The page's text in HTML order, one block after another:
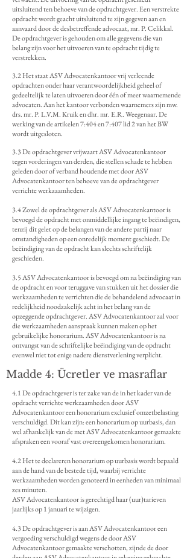
uitsluitend ten behoeve van de opdrachtgever. Een verstrekte
opdracht wordt geacht uitsluitend te zijn gegeven aan en
aanvaard door de desbetreffende advocaat, mr. P. Celikkal.
De opdrachtgever is gehouden om alle gegevens die van
belang zijn voor het uitvoeren van te opdracht tijdig te
verstrekken.
3.2 Het staat ASV Advocatenkantoor vrij verleende
opdrachten onder haar verantwoordelijkheid geheel of
gedeeltelijk te laten uitvoeren door één of meer waarnemende
advocaten. Aan het kantoor verbonden waarnemers zijn mw.
drs. mr. P. L.V.M. Kruik en dhr. mr. E.R. Weegenaar. De
werking van de artikelen 7:404 en 7:407 lid 2 van het BW
wordt uitgesloten.
3.3 De opdrachtgever vrijwaart ASV Advocatenkantoor
tegen vorderingen van derden, die stellen schade te hebben
geleden door of verband houdende met door ASV
Advocatenkantoor ten behoeve van de opdrachtgever
verrichte werkzaamheden.
3.4 Zowel de opdrachtgever als ASV Advocatenkantoor is
bevoegd de opdracht met onmiddellijke ingang te beëindigen,
tenzij dit gelet op de belangen van de andere partij naar
omstandigheden op een onredelijk moment geschiedt. De
beëindiging van de opdracht kan slechts schriftelijk
geschieden.
3.5 ASV Advocatenkantoor is bevoegd om na beëindiging van
de opdracht en voor teruggave van stukken uit het dossier die
werkzaamheden te verrichten die de behandelend advocaat in
redelijkheid noodzakelijk acht in het belang van de
opzeggende opdrachtgever. ASV Advocatenkantoor zal voor
die werkzaamheden aanspraak kunnen maken op het
gebruikelijke honorarium. ASV Advocatenkantoor is na
ontvangst van de schriftelijke beëindiging van de opdracht
evenwel niet tot enige nadere dienstverlening verplicht.
Madde 4: Ücretler ve masraflar
4.1 De opdrachtgever is ter zake van de in het kader van de
opdracht verrichte werkzaamheden door ASV
Advocatenkantoor een honorarium exclusief omzetbelasting
verschuldigd. Dit kan zijn: een honorarium op uurbasis, dan
wel afhankelijk van de met ASV Advocatenkantoor gemaakte
afspraken een vooraf vast overeengekomen honorarium.
4.2 Het te declareren honorarium op uurbasis wordt bepaald
aan de hand van de bestede tijd, waarbij verrichte
werkzaamheden worden genoteerd in eenheden van minimaal
zes minuten.
ASV Advocatenkantoor is gerechtigd haar (uur)tarieven
jaarlijks op 1 januari te wijzigen.
4.3 De opdrachtgever is aan ASV Advocatenkantoor een
vergoeding verschuldigd wegens de door ASV
Advocatenkantoor gemaakte verschotten, zijnde de door